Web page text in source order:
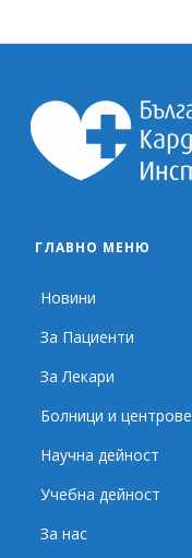
ГЛАВНО МЕНЮ
Новини
За Пациенти
За Лекари
Болници и центрове
Научна дейност
Учебна дейност
За нас